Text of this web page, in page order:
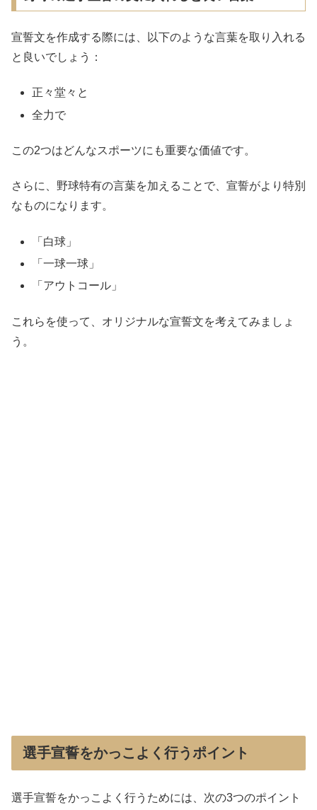
宣誓文を作成する際には、以下のような言葉を取り入れる
と良いでしょう：
正々堂々と
全力で
この2つはどんなスポーツにも重要な価値です。
さらに、野球特有の言葉を加えることで、宣誓がより特別
なものになります。
「白球」
「一球一球」
「アウトコール」
これらを使って、オリジナルな宣誓文を考えてみましょ
う。
選手宣誓をかっこよく行うポイント
選手宣誓をかっこよく行うためには、次の3つのポイント